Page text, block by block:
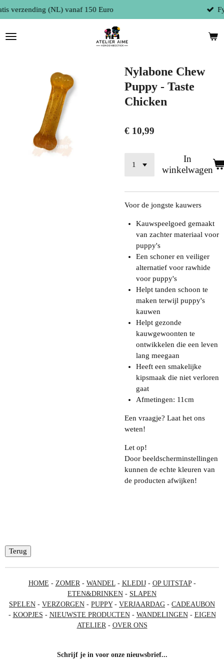
Ga
direct
naar
de
Fysieke winkel te 9300 Aalst (België)
Nylabone Chew
Puppy - Taste
Chicken
€ 10,99
In
winkelwagen
Voor de jongste kauwers
Kauwspeelgoed gemaakt
van zachter materiaal voor
puppy's
Een schoner en veiliger
alternatief voor rawhide
voor puppy's
Helpt tanden schoon te
maken terwijl puppy's
kauwen
Helpt gezonde
kauwgewoonten te
ontwikkelen die een leven
lang meegaan
Heeft een smakelijke
kipsmaak die niet verloren
gaat
Afmetingen: 11cm
Een vraagje? Laat het ons
weten!
Let op!
Door beeldscherminstellingen
kunnen de echte kleuren van
de producten afwijken!
Terug
HOME - ZOMER- WANDEL- KLEDIJ- OP UITSTAP-
ETEN&DRINKEN - SLAPEN
SPELEN - VERZORGEN - PUPPY- VERJAARDAG - CADEAUBON
- KOOPJES - NIEUWSTE PRODUCTEN- WANDELINGEN- EIGEN
ATELIER- OVER ONS
Schrijf je in voor onze nieuwsbrief...